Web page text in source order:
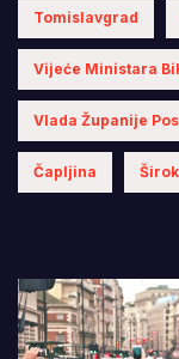
Tomislavgrad
Vijeće Ministara
Vlada Županije
Čapljina